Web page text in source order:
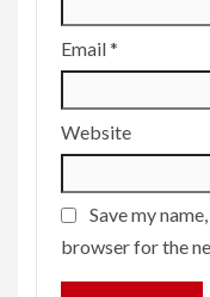
Email*
Website
Save my
browser for the